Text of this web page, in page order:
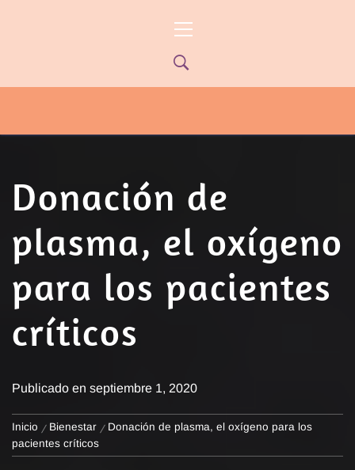
principal
ONCE PARANÁ YOUTUBE/PYPNEWS –
Donación de
plasma, el oxígeno
para los pacientes
críticos
Publicado en septiembre 1, 2020
Inicio Bienestar
Donación de plasma, el oxígeno para los
pacientes críticos